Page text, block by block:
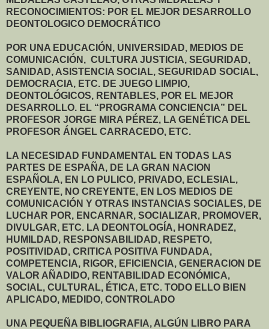
RECONOCIMIENTOS: POR EL MEJOR DESARROLLO
DEONTOLOGICO DEMOCRÁTICO
POR UNA EDUCACIÓN, UNIVERSIDAD, MEDIOS DE
COMUNICACIÓN, CULTURA JUSTICIA, SEGURIDAD,
SANIDAD, ASISTENCIA SOCIAL, SEGURIDAD SOCIAL,
DEMOCRACIA, ETC. DE JUEGO LIMPIO,
DEONTOLÓGICOS, RENTABLES, POR EL MEJOR
DESARROLLO. EL “PROGRAMA CONCIENCIA” DEL
PROFESOR JORGE MIRA PÉREZ, LA GENÉTICA DEL
PROFESOR ÁNGEL CARRACEDO, ETC.
LA NECESIDAD FUNDAMENTAL EN TODAS LAS
PARTES DE ESPAÑA, DE LA GRAN NACION
ESPAÑOLA, EN LO PULICO, PRIVADO, ECLESIAL,
CREYENTE, NO CREYENTE, EN LOS MEDIOS DE
COMUNICACIÓN Y OTRAS INSTANCIAS SOCIALES, DE
LUCHAR POR, ENCARNAR, SOCIALIZAR, PROMOVER,
DIVULGAR, ETC. LA DEONTOLOGÍA, HONRADEZ,
HUMILDAD, RESPONSABILIDAD, RESPETO,
POSITIVIDAD, CRITICA POSITIVA FUNDADA,
COMPETENCIA, RIGOR, EFICIENCIA, GENERACION DE
VALOR AÑADIDO, RENTABILIDAD ECONÓMICA,
SOCIAL, CULTURAL, ÉTICA, ETC. TODO ELLO BIEN
APLICADO, MEDIDO, CONTROLADO
UNA PEQUEÑA BIBLIOGRAFIA, ALGÚN LIBRO PARA